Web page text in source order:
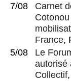
7/08
Carnet
Cotonou
France,
5/08
Le
autorisé
Collectif